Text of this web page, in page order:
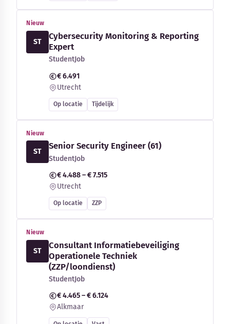
Nieuw
ST
Cybersecurity Monitoring & Reporting
Expert
StudentJob
€ 6.491
Utrecht
Op locatie Tijdelijk
Nieuw
ST
Senior Security Engineer (61)
StudentJob
€ 4.488 – € 7.515
Utrecht
Op locatie ZZP
Nieuw
ST
Consultant Informatiebeveiliging
Operationele Techniek
(ZZP/loondienst)
StudentJob
€ 4.465 – € 6.124
Alkmaar